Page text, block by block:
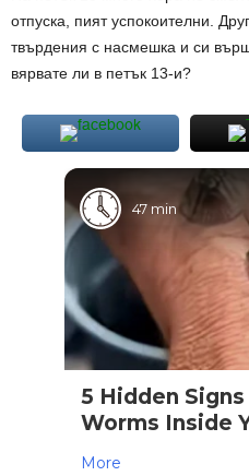
отпуска, пият успокоителни.
твърдения с насмешка и си
вярвате ли в петък 13-и?
47 min
5 Hidden Signs
Worms Inside
More